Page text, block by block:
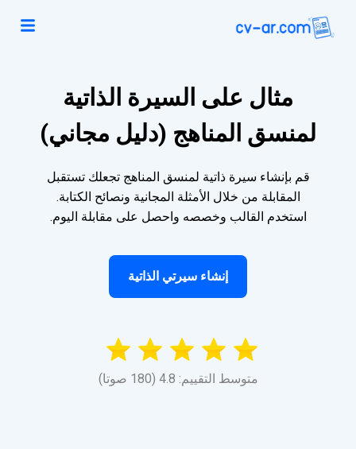
مثال على السيرة الذاتية
لمنسق المناهج (دليل مجاني)
قم بإنشاء سيرة ذاتية لمنسق المناهج تجعلك تستقبل
المقابلة من خلال الأمثلة المجانية ونصائح الكتابة.
استخدم القالب وخصصه واحصل على مقابلة اليوم.
إنشاء سيرتي الذاتية
متوسط التقييم: 4.8 (180 صوتا)